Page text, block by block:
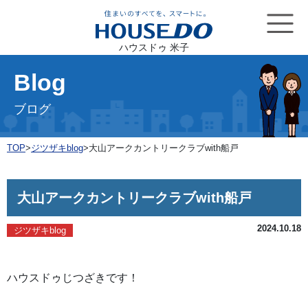
ハウスドゥ 米子
Blog
ブログ
TOP>ジツザキblog>大山アークカントリークラブwith船戸
大山アークカントリークラブwith船戸
ジツザキblog 2024.10.18
ハウスドゥじつざきです！